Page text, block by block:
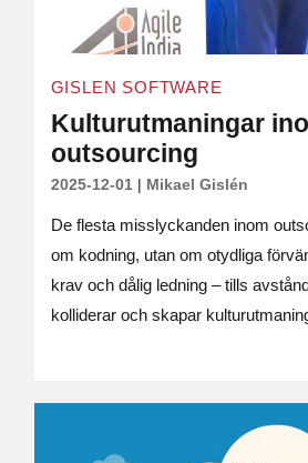
GISLEN SOFTWARE
Kulturutmaningar
outsourcing
2025-12-01| Mikael Gislén
De flesta misslyckanden inom
om kodning, utan om otydliga
krav och dålig ledning – tills
kolliderar och skapar